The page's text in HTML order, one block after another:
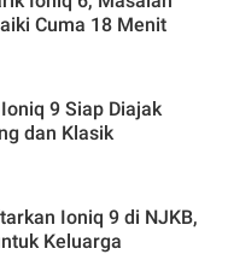
Cuma 18 Menit
9 Siap Diajak
dan Klasik
Ioniq 9 di NJKB,
Keluarga